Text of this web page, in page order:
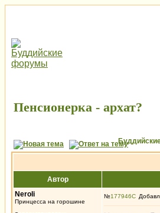
Пенсионерка - архат?
Автор
Neroli
Принцесса на горошине
№177946